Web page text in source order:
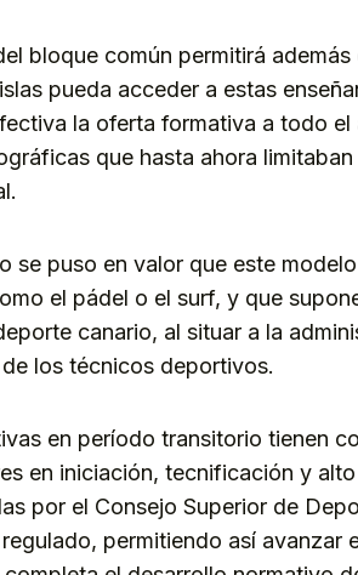
bloque común permitirá
pueda acceder a estas
la oferta formativa a todo
que hasta ahora
se puso en valor que este
el pádel o el surf, y que
canario, al situar a la
los técnicos deportivos.
en período transitorio tienen
en iniciación, tecnificación y
por el Consejo Superior de
permitiendo así avanzar